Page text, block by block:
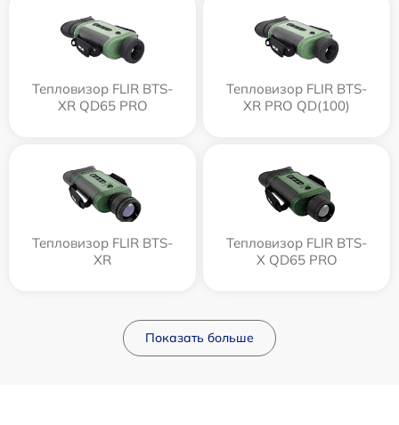
Тепловизор FLIR BTS-
XR QD65 PRO
Тепловизор FLIR BTS-
XR PRO QD(100)
Тепловизор FLIR BTS-
XR
Тепловизор FLIR BTS-
X QD65 PRO
Показать больше